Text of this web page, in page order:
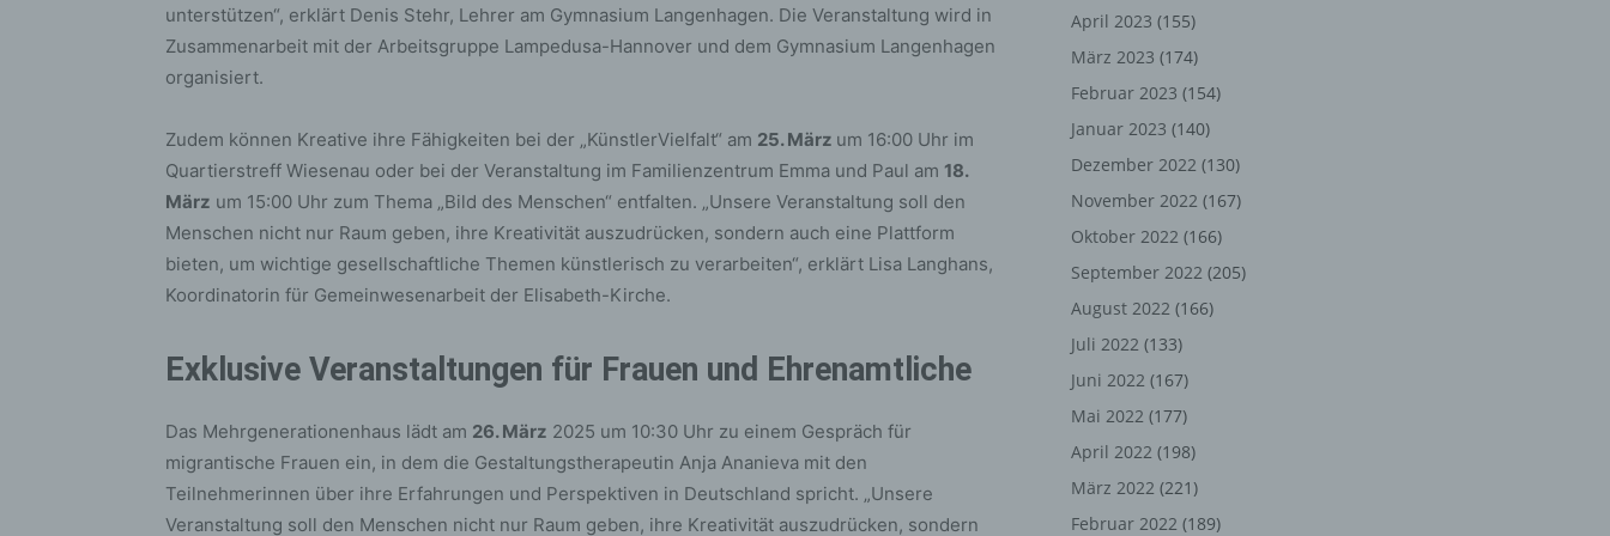
unterstützen“, erklärt Denis Stehr, Lehrer am Gymnasium Langenhagen. Die Veranstaltung wird in
Zusammenarbeit mit der Arbeitsgruppe Lampedusa-Hannover und dem Gymnasium Langenhagen
organisiert.
Zudem können Kreative ihre Fähigkeiten bei der „KünstlerVielfalt“ am 25. März um 16:00 Uhr im
Quartierstreff Wiesenau oder bei der Veranstaltung im Familienzentrum Emma und Paul am 18.
März um 15:00 Uhr zum Thema „Bild des Menschen“ entfalten. „Unsere Veranstaltung soll den
Menschen nicht nur Raum geben, ihre Kreativität auszudrücken, sondern auch eine Plattform
bieten, um wichtige gesellschaftliche Themen künstlerisch zu verarbeiten“, erklärt Lisa Langhans,
Koordinatorin für Gemeinwesenarbeit der Elisabeth-Kirche.
Exklusive Veranstaltungen für Frauen und Ehrenamtliche
Das Mehrgenerationenhaus lädt am 26. März 2025 um 10:30 Uhr zu einem Gespräch für
migrantische Frauen ein, in dem die Gestaltungstherapeutin Anja Ananieva mit den
Teilnehmerinnen über ihre Erfahrungen und Perspektiven in Deutschland spricht. „Unsere
Veranstaltung soll den Menschen nicht nur Raum geben, ihre Kreativität auszudrücken, sondern
April 2023 (155)
März 2023 (174)
Februar 2023 (154)
Januar 2023 (140)
Dezember 2022 (130)
November 2022 (167)
Oktober 2022 (166)
September 2022 (205)
August 2022 (166)
Juli 2022 (133)
Juni 2022 (167)
Mai 2022 (177)
April 2022 (198)
März 2022 (221)
Februar 2022 (189)
beziehen, zu bewerten, insbesondere, um Aspekte bezüglich Arbeitsleistung,
wirtschaftlicher Lage, Gesundheit, persönlicher Vorlieben, Interessen,
Zuverlässigkeit, Verhalten, Aufenthaltsort oder Ortswechsel dieser natürlichen
Pseudonymisierung ist die Verarbeitung personenbezogener Daten in einer
zusätzlicher Informationen nicht mehr einer spezifischen betroffenen Person
zugeordnet werden können, sofern diese zusätzlichen Informationen gesondert
aufbewahrt werden und technischen und organisatorischen Maßnahmen
unterliegen, die gewährleisten, dass die personenbezogenen Daten nicht einer
identifizierten oder identifizierbaren natürlichen Person zugewiesen werden.
g) Verantwortlicher oder für die Verarbeitung
Verantwortlicher
Verantwortlicher oder für die Verarbeitung Verantwortlicher ist die natürliche
oder juristische Person, Behörde, Einrichtung oder andere Stelle, die allein oder
gemeinsam mit anderen über die Zwecke und Mittel der Verarbeitung von
personenbezogenen Daten entscheidet. Sind die Zwecke und Mittel dieser
Verarbeitung durch das Unionsrecht oder das Recht der Mitgliedstaaten